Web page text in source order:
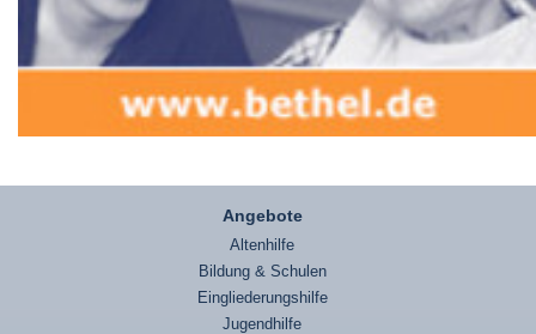
Angebote
Altenhilfe
Bildung & Schulen
Eingliederungshilfe
Jugendhilfe